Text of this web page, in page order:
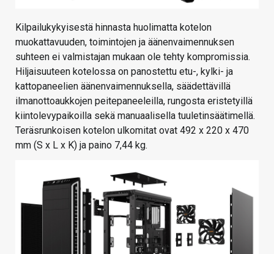
Kilpailukykyisestä hinnasta huolimatta kotelon
muokattavuuden, toimintojen ja äänenvaimennuksen
suhteen ei valmistajan mukaan ole tehty kompromissia.
Hiljaisuuteen kotelossa on panostettu etu-, kylki- ja
kattopaneelien äänenvaimennuksella, säädettävillä
ilmanottoaukkojen peitepaneeleilla, rungosta eristetyillä
kiintolevypaikoilla sekä manuaalisella tuuletinsäätimellä.
Teräsrunkoisen kotelon ulkomitat ovat 492 x 220 x 470
mm (S x L x K) ja paino 7,44 kg.